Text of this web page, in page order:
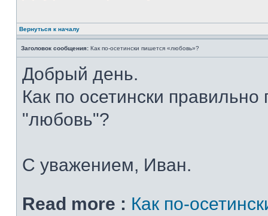
Вернуться к началу
Заголовок сообщения: Как по-осетински пишется «любовь»?
Добрый день.
Как по осетински
"любовь"?
С уважением, Иван.
Read more : Как по-